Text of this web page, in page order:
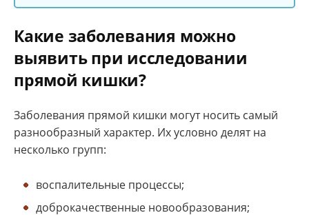
Какие заболевания можно
выявить при исследовании
прямой кишки?
Заболевания прямой кишки могут носить самый
разнообразный характер. Их условно делят на
несколько групп:
воспалительные процессы;
доброкачественные новообразования;